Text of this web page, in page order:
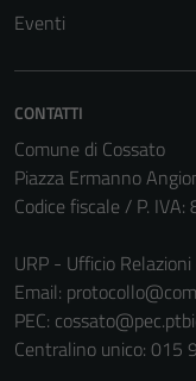
Eventi
CONTATTI
Comune di Cossato
Piazza Ermanno
Codice fiscale / P.
URP - Ufficio
Email:
PEC:
Centralino unico: 015